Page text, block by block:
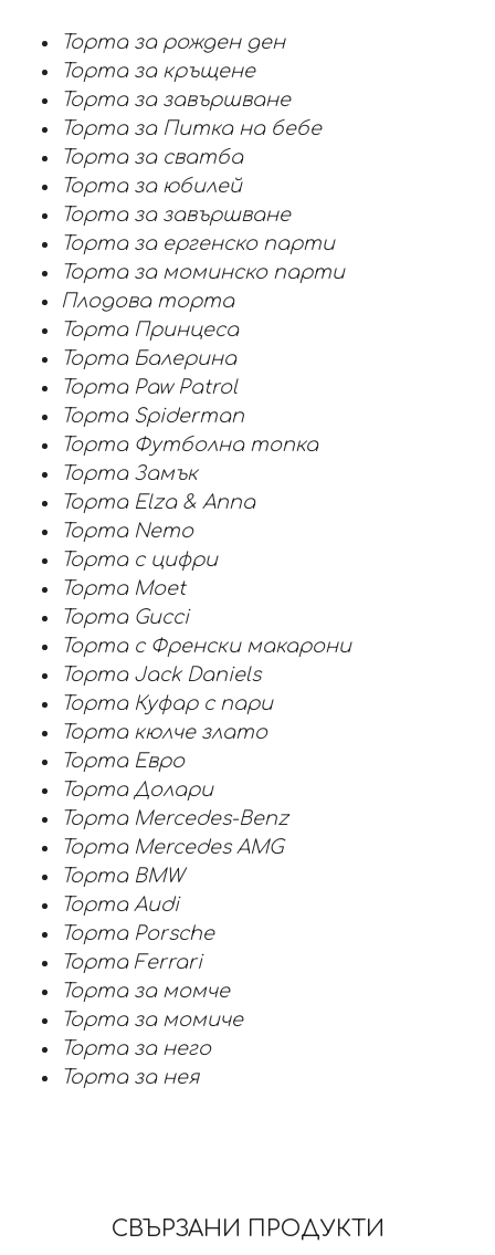
Торта за рожден ден
Торта за кръщене
Торта за завършване
Торта за Питка на бебе
Торта за сватба
Торта за юбилей
Торта за завършване
Торта за ергенско парти
Торта за моминско парти
Плодова торта
Торта Принцеса
Торта Балерина
Торта Paw Patrol
Торта Spiderman
Торта Футболна топка
Торта Замък
Торта Elza & Anna
Торта Nemo
Торта с цифри
Торта Moet
Торта Gucci
Торта с Френски макарони
Торта Jack Daniels
Торта Куфар с пари
Торта кюлче злато
Торта Евро
Торта Долари
Торта Mercedes-Benz
Торта Mercedes AMG
Торта BMW
Торта Audi
Торта Porsche
Торта Ferrari
Торта за момче
Торта за момиче
Торта за него
Торта за нея
СВЪРЗАНИ ПРОДУКТИ